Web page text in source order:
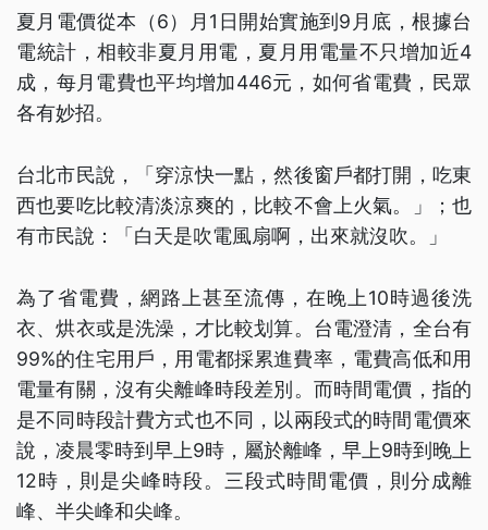
夏月電價從本（6）月1日開始實施到9月底，根據台
電統計，相較非夏月用電，夏月用電量不只增加近4
成，每月電費也平均增加446元，如何省電費，民眾
各有妙招。
台北市民說，「穿涼快一點，然後窗戶都打開，吃東
西也要吃比較清淡涼爽的，比較不會上火氣。」；也
有市民說：「白天是吹電風扇啊，出來就沒吹。」
為了省電費，網路上甚至流傳，在晚上10時過後洗
衣、烘衣或是洗澡，才比較划算。台電澄清，全台有
99%的住宅用戶，用電都採累進費率，電費高低和用
電量有關，沒有尖離峰時段差別。而時間電價，指的
是不同時段計費方式也不同，以兩段式的時間電價來
說，凌晨零時到早上9時，屬於離峰，早上9時到晚上
12時，則是尖峰時段。三段式時間電價，則分成離
峰、半尖峰和尖峰。